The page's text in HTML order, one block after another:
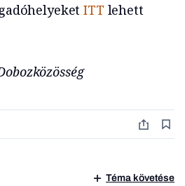
ITT lehett
Téma követése